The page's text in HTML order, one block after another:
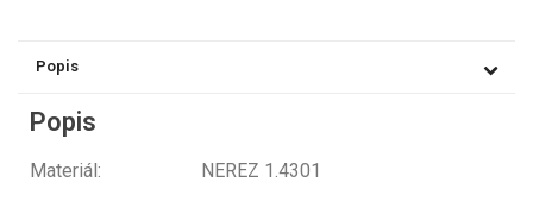
Popis
Popis
Materiál: NEREZ 1.4301